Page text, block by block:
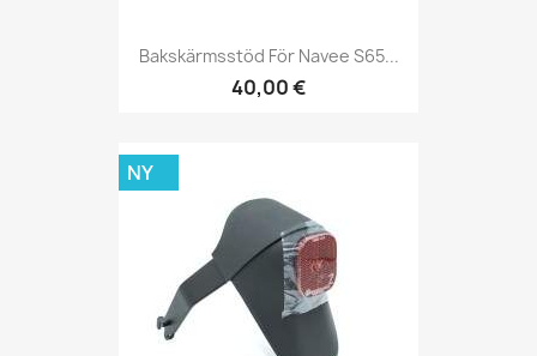
Bakskärmsstöd För Navee S65...
40,00 €
NY